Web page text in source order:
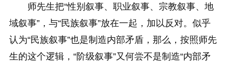
师先生把“性别叙事、职业叙事、宗教叙事、地
域叙事”，与“民族叙事”放在一起，加以反对。似乎
认为“民族叙事”也是制造内部矛盾，那么，按照师先
生的这个逻辑，“阶级叙事”又何尝不是制造“内部矛